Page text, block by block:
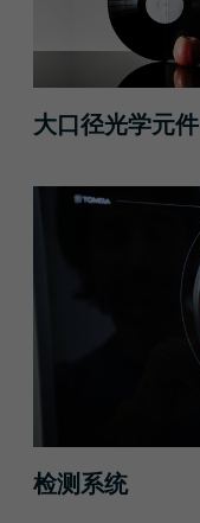
大口径光学元件
检测系统